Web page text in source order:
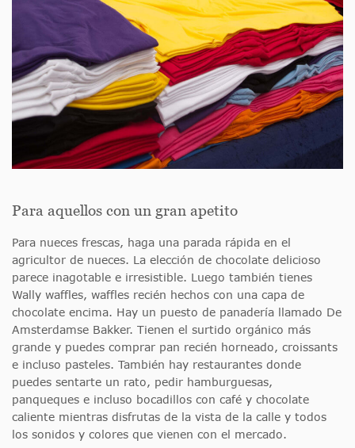
Para aquellos con un gran apetito
Para nueces frescas, haga una parada rápida en el
agricultor de nueces. La elección de chocolate delicioso
parece inagotable e irresistible. Luego también tienes
Wally waffles, waffles recién hechos con una capa de
chocolate encima. Hay un puesto de panadería llamado De
Amsterdamse Bakker. Tienen el surtido orgánico más
grande y puedes comprar pan recién horneado, croissants
e incluso pasteles. También hay restaurantes donde
puedes sentarte un rato, pedir hamburguesas,
panqueques e incluso bocadillos con café y chocolate
caliente mientras disfrutas de la vista de la calle y todos
los sonidos y colores que vienen con el mercado.